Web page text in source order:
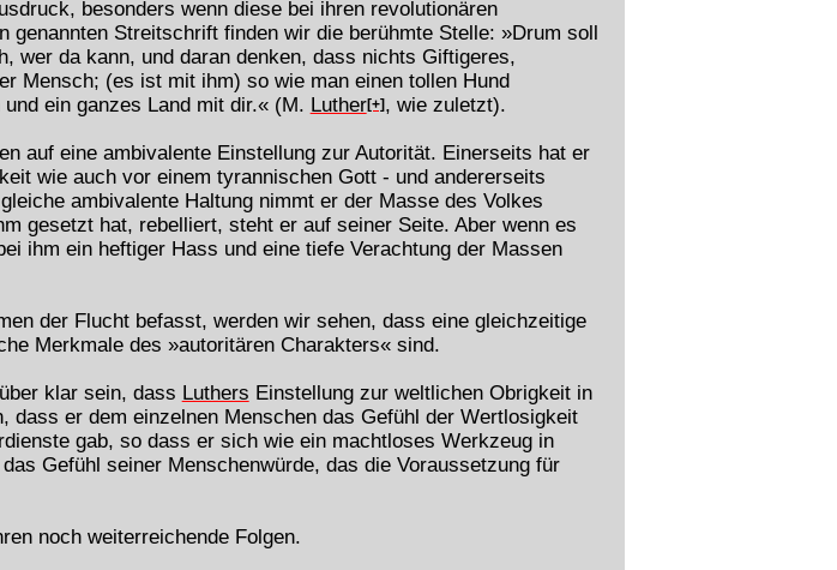
besonders wenn diese bei ihren revolutionären
genannten Streitschrift finden wir die berühmte Stelle: »Drum soll
wer da kann, und daran denken, dass nichts Giftigeres,
Mensch; (es ist mit ihm) so wie man einen tollen Hund
ein ganzes Land mit dir.« (M. Luther[+], wie zuletzt).
auf eine ambivalente Einstellung zur Autorität. Einerseits hat er
wie auch vor einem tyrannischen Gott - und andererseits
ambivalente Haltung nimmt er der Masse des Volkes
gesetzt hat, rebelliert, steht er auf seiner Seite. Aber wenn es
ihm ein heftiger Hass und eine tiefe Verachtung der Massen
der Flucht befasst, werden wir sehen, dass eine gleichzeitige
Merkmale des »autoritären Charakters« sind.
klar sein, dass Luthers Einstellung zur weltlichen Obrigkeit in
er dem einzelnen Menschen das Gefühl der Wertlosigkeit
gab, so dass er sich wie ein machtloses Werkzeug in
Gefühl seiner Menschenwürde, das die Voraussetzung für
noch weiterreichende Folgen.